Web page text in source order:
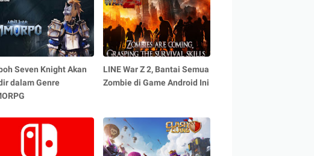
Seven Knight Akan
dalam Genre
LINE War Z 2, Bantai Semua
Zombie di Game Android Ini